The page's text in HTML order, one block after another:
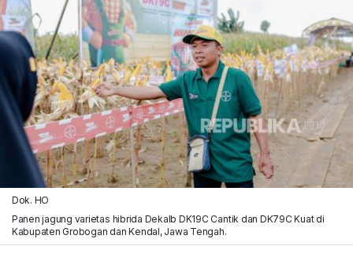
Dok. HO
Panen jagung varietas hibrida Dekalb DK19C Cantik dan DK79C Kuat di
Kabupaten Grobogan dan Kendal, Jawa Tengah.